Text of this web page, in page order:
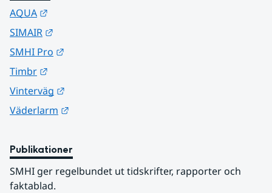
AQUA
SIMAIR
SMHI Pro
Timbr
Vinterväg
Väderlarm
Publikationer
SMHI ger regelbundet ut tidskrifter, rapporter och
faktablad.